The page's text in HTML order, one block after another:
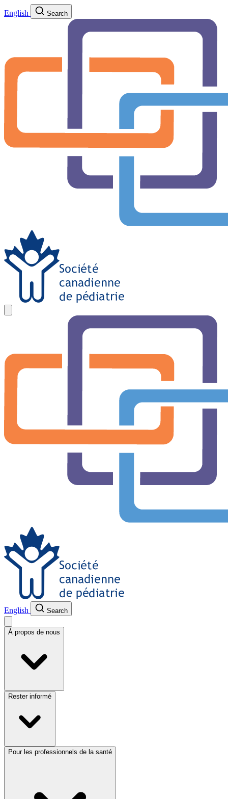
English Search
English Search
À propos de nous
Rester informé
Pour les professionnels de la santé